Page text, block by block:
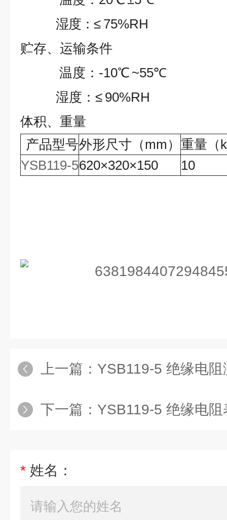
湿度： ≤ 75%RH
贮存、运输条件
温度： -10℃ ~55℃
湿度： ≤ 90%RH
体积、重量
产品型号外形尺寸 （mm ） 重量 （
YSB119-5620×320×150 10
上一篇： YSB119-5 绝缘电
下一篇： YSB119-5 绝缘电
* 姓名：